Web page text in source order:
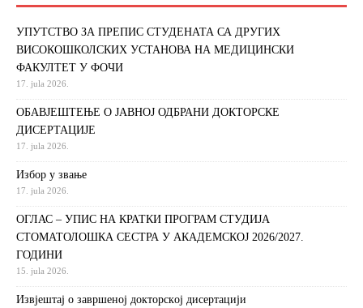
УПУТСТВО ЗА ПРЕПИС СТУДЕНАТА СА ДРУГИХ
ВИСОКОШКОЛСКИХ УСТАНОВА НА МЕДИЦИНСКИ
ФАКУЛТЕТ У ФОЧИ
17. jula 2026.
ОБАВЈЕШТЕЊЕ О ЈАВНОЈ ОДБРАНИ ДОКТОРСКЕ
ДИСЕРТАЦИЈЕ
17. jula 2026.
Избор у звање
17. jula 2026.
ОГЛАС – УПИС НА КРАТКИ ПРОГРАМ СТУДИЈА
СТОМАТОЛОШКА СЕСТРА У АКАДЕМСКОЈ 2026/2027.
ГОДИНИ
15. jula 2026.
Извjeштaj o зaвршeнoj дoктoрскoj дисeртaциjи